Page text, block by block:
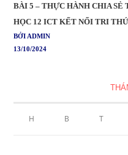
BÀI 5 – THỰC HÀNH CHIA SẺ
HỌC 12 ICT KẾT NỐI TRI
BỞI ADMIN
13/10/2024
H B T